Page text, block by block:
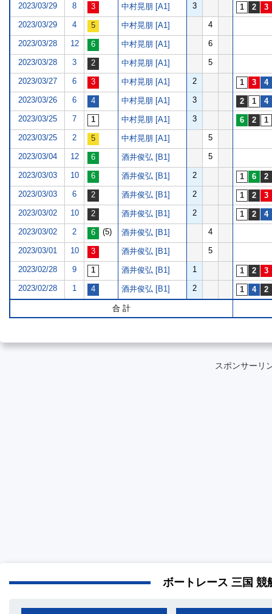
2023/03/29 8 中村晃朋 [A1] 3
2023/03/29 4 中村晃朋 [A1] 4
2023/03/28 12 中村晃朋 [A1] 6
2023/03/28 3 中村晃朋 [A1] 5
2023/03/27 6 中村晃朋 [A1] 2
2023/03/26 6 中村晃朋 [A1] 3
2023/03/25 7 中村晃朋 [A1] 3
2023/03/25 2 中村晃朋 [A1] 5
2023/03/04 12 酒井俊弘 [B1] 5
2023/03/03 10 酒井俊弘 [B1] 2
2023/03/03 6 酒井俊弘 [B1] 2
2023/03/02 10 酒井俊弘 [B1] 2
2023/03/02 2 (5) 酒井俊弘 [B1] 4
2023/03/01 10 酒井俊弘 [B1] 5
2023/02/28 9 酒井俊弘 [B1] 1
2023/02/28 1 酒井俊弘 [B1] 2
合 計
スポンサーリ
ボートレース 三国 競